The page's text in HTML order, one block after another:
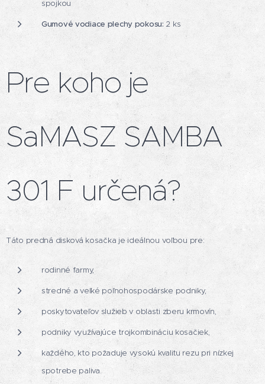
spojkou
Gumové vodiace plechy pokosu: 2 ks
Pre koho je
SaMASZ SAMBA
301 F určená?
Táto predná disková kosačka je ideálnou voľbou pre:
rodinné farmy,
stredné a veľké poľnohospodárske podniky,
poskytovateľov služieb v oblasti zberu krmovín,
podniky využívajúce trojkombináciu kosačiek,
každého, kto požaduje vysokú kvalitu rezu pri nízkej
spotrebe paliva.